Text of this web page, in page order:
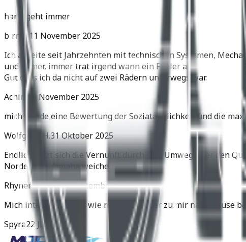
harly geht immer
birnes11 November 2025
Ich arbeite seit Jahrzehnten mit technischen Systemen,
und immer, immer trat irgend wann ein Fehler auf.
Gut dass ich da nicht auf zwei Rädern unterwegs war.
Achim05 November 2025
mich würde eine Bewertung der Soziatauglichkeit und die
Wolfgang H.31 Oktober 2025
Endlich setzt sich die Vernunft durch. Der Umweg über den
Norden der Yamaha weichen.
Rhyner Martin11 September 2025
Mich interessiert nur wie man den Roller zu mir nach Hause
Spyra22 Juli 2025